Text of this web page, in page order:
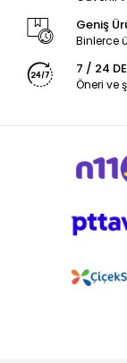
Geniş
Binlerce
7 / 24
Öneri ve